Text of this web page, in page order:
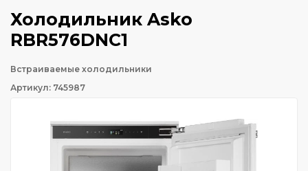
Холодильник Asko
RBR576DNC1
Встраиваемые холодильники
Артикул: 745987